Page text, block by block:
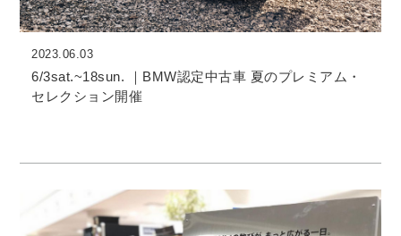
2023.06.03
6/3sat.~18sun. ｜BMW認定中古車 夏のプレミアム・
セレクション開催